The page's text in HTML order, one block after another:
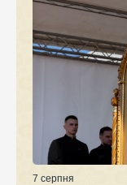
7 серпня